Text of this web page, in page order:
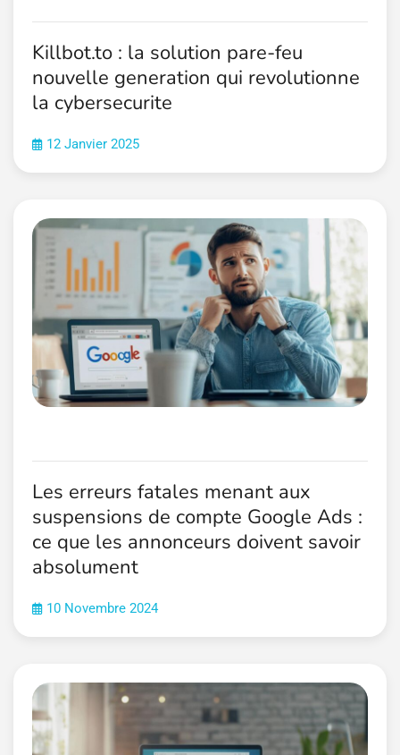
Killbot.to : la solution pare-feu
nouvelle generation qui revolutionne
la cybersecurite
12 Janvier 2025
Les erreurs fatales menant aux
suspensions de compte Google Ads :
ce que les annonceurs doivent savoir
absolument
10 Novembre 2024